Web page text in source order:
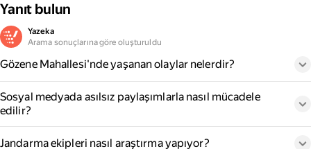
Yanıt bulun
Yazeka
Arama sonuçlarına göre oluşturuldu
Gözene Mahallesi'nde yaşanan olaylar nelerdir?
Sosyal medyada asılsız paylaşımlarla nasıl mücadele
edilir?
Jandarma ekipleri nasıl araştırma yapıyor?